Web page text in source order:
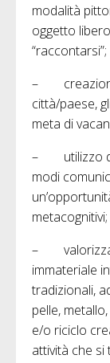
modalità
oggetto
“raccontarsi”;
– creazione
città/paese,
meta di
– utilizzo
modi
metacognitivi;
–
immateriale
tradizionali,
pelle,
e/o riciclo
attività che